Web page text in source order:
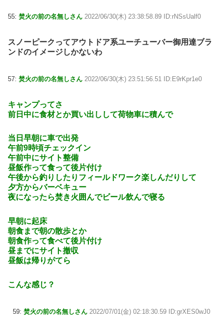
55: 焚火の前の名無しさん 2022/06/30(木) 23:38:58.89 ID:rNSsUalf0
スノーピークってアウトドア系ユーチューバー御用達ブラ
ンドのイメージしかないわ
57: 焚火の前の名無しさん 2022/06/30(木) 23:51:56.51 ID:E9rKpr1e0
キャンプってさ
前日中に食材とか買い出しして荷物車に積んで
当日早朝に車で出発
午前9時頃チェックイン
午前中にサイト整備
昼飯作って食って後片付け
午後から釣りしたりフィールドワーク楽しんだりして
夕方からバーベキュー
夜になったら焚き火囲んでビール飲んで寝る
早朝に起床
朝食まで朝の散歩とか
朝食作って食べて後片付け
昼までにサイト撤収
昼飯は帰りがてら
こんな感じ？
59: 焚火の前の名無しさん 2022/07/01(金) 02:18:30.59 ID:grXES0wJ0